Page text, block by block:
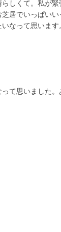
しくて。私が緊
居でいっぱいい
なって思います
て思いました。